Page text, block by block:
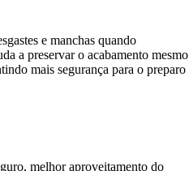
e manchas quando
a preservar o acabamento mesmo
mais segurança para o preparo
melhor aproveitamento do